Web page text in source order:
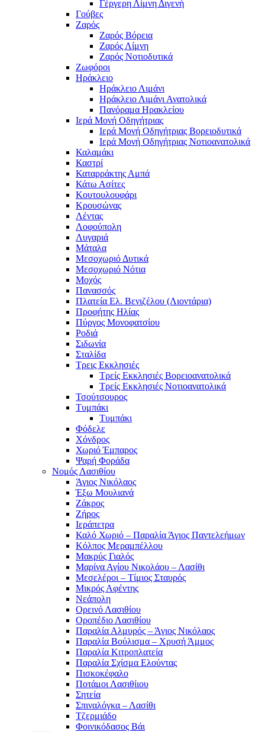
Γέργερη Λίμνη Διγενή
Γούβες
Ζαρός
Ζαρός Βόρεια
Ζαρός Λίμνη
Ζαρός Νοτιοδυτικά
Ζωφόροι
Ηράκλειο
Ηράκλειο Λιμάνι
Ηράκλειο Λιμάνι Ανατολικά
Πανόραμα Ηρακλείου
Ιερά Μονή Οδηγήτριας
Ιερά Μονή Οδηγήτριας Βορειοδυτικά
Ιερά Μονή Οδηγήτριας Νοτιοανατολικά
Καλαμάκι
Καστρί
Καταρράκτης Αμπά
Κάτω Ασίτες
Κουτουλουφάρι
Κρουσώνας
Λέντας
Λοφούπολη
Λυγαριά
Μάταλα
Μεσοχωριό Δυτικά
Μεσοχωριό Νότια
Μοχός
Πανασσός
Πλατεία Ελ. Βενιζέλου (Λιοντάρια)
Προφήτης Ηλίας
Πύργος Μονοφατσίου
Ροδιά
Σιδωνία
Σταλίδα
Τρεις Εκκλησιές
Τρείς Εκκλησιές Βορειοανατολικά
Τρείς Εκκλησιές Νοτιοανατολικά
Τσούτσουρος
Τυμπάκι
Τυμπάκι
Φόδελε
Χόνδρος
Χωριό Έμπαρος
Ψαρή Φοράδα
Νομός Λασιθίου
Άγιος Νικόλαος
Έξω Μουλιανά
Ζάκρος
Ζήρος
Ιεράπετρα
Καλό Χωριό – Παραλία Άγιος Παντελεήμων
Κόλπος Μεραμπέλλου
Μακρύς Γιαλός
Μαρίνα Αγίου Νικολάου – Λασίθι
Μεσελέροι – Τίμιος Σταυρός
Μικρός Αφέντης
Νεάπολη
Ορεινό Λασιθίου
Οροπέδιο Λασιθίου
Παραλία Αλμυρός – Άγιος Νικόλαος
Παραλία Βούλισμα – Χρυσή Άμμος
Παραλία Κιτροπλατεία
Παραλία Σχίσμα Ελούντας
Πισκοκέφαλο
Ποτάμοι Λασιθίιου
Σητεία
Σπιναλόγκα – Λασίθι
Τζερμιάδο
Φοινικόδασος Βάι